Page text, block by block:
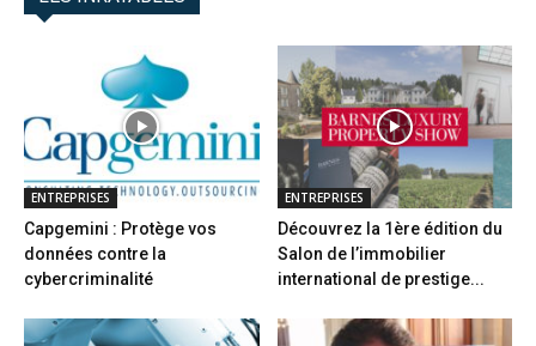
ENTREPRISES
Capgemini : Protège vos
données contre la
cybercriminalité
ENTREPRISES
Découvrez la 1ère édition du
Salon de l’immobilier
international de prestige...